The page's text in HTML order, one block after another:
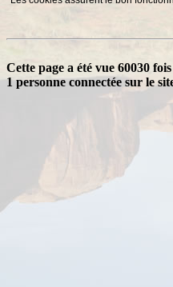
Cette page a été vue 60030
1 personne connectée sur le